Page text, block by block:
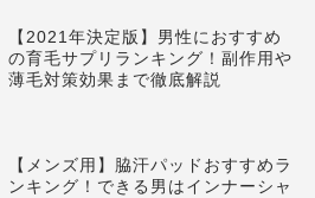
【2021年決定版】男性におすすめ
の育毛サプリランキング！副作用や
薄毛対策効果まで徹底解説
【メンズ用】脇汗パッドおすすめラ
ンキング！できる男はインナーシャ